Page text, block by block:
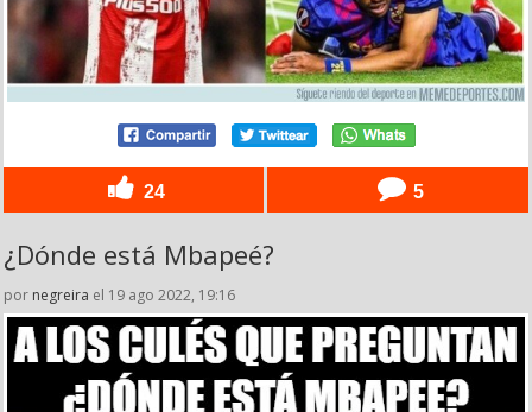
24 5
¿Dónde está Mbapeé?
por negreira el 19 ago 2022, 19:16